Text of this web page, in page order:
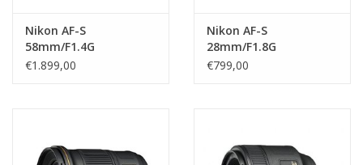
Nikon AF-S
58mm/F1.4G
€1.899,00
Nikon AF-S
28mm/F1.8G
€799,00